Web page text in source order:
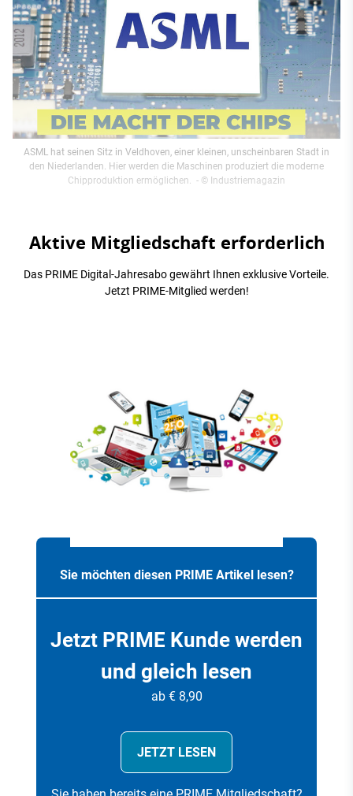
ASML hat seinen Sitz in Veldhoven, einer kleinen, unscheinbaren Stadt in
den Niederlanden. Hier werden die Maschinen produziert die moderne
Chipproduktion ermöglichen.
- © Industriemagazin
Aktive Mitgliedschaft erforderlich
Das PRIME Digital-Jahresabo gewährt Ihnen exklusive Vorteile.
Jetzt PRIME-Mitglied werden!
Sie möchten diesen PRIME Artikel lesen?
Jetzt PRIME Kunde werden
und gleich lesen
ab € 8,90
JETZT LESEN